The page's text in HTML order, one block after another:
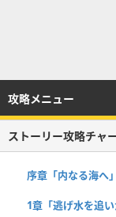
攻略メニュー
ストーリー攻略チャ
序章「内なる海へ」
1章「逃げ水を追い